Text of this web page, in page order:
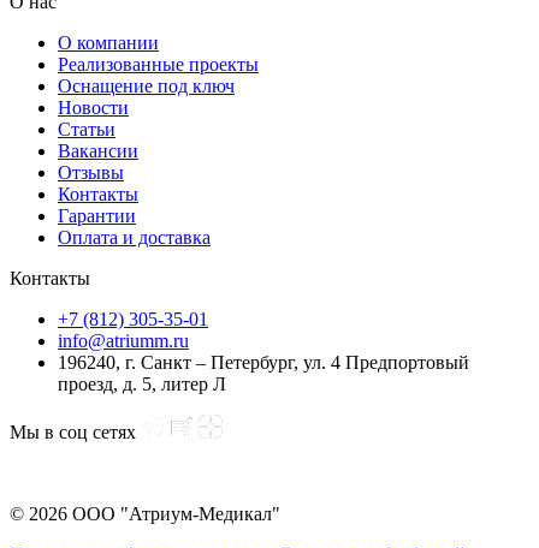
О компании
Реализованные проекты
Оснащение под ключ
Новости
Статьи
Вакансии
Отзывы
Контакты
Гарантии
Оплата и доставка
Контакты
+7 (812) 305-35-01
info@atriumm.ru
196240, г. Санкт – Петербург, ул. 4 Предпортовый
проезд, д. 5, литер Л
Мы в соц сетях
© 2026 ООО "Атриум-Медикал"